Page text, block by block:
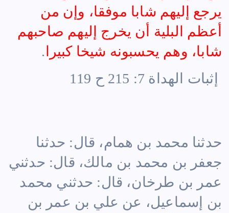
يرجع إليهم شابا موفقا، وإن من
أعظم البلية أن يخرج إليهم صاحبهم
شابا، وهم يحسبونه شيخا كبيرا .
إثبات الهداة 7: 215 ح 119
حدثنا محمد بن همام، قال: حدثنا
جعفر بن محمد بن مالك، قال: حدثني
عمر بن طرخان، قال: حدثني محمد
بن إسماعيل، عن علي بن عمر بن